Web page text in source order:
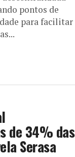
pontos de
para facilitar
de 34% das
Serasa